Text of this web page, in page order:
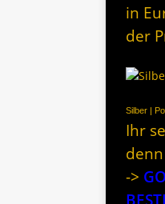
in
der
Silber |
Ihr
->